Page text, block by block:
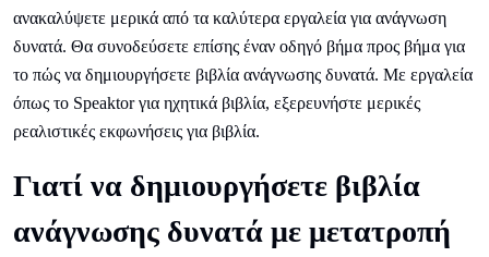
ανακαλύψετε μερικά από τα καλύτερα εργαλεία για ανάγνωση
δυνατά. Θα συνοδεύσετε επίσης έναν οδηγό βήμα προς βήμα για
το πώς να δημιουργήσετε βιβλία ανάγνωσης δυνατά. Με εργαλεία
όπως το Speaktor για ηχητικά βιβλία, εξερευνήστε μερικές
ρεαλιστικές εκφωνήσεις για βιβλία.
Γιατί να δημιουργήσετε βιβλία
ανάγνωσης δυνατά με μετατροπή